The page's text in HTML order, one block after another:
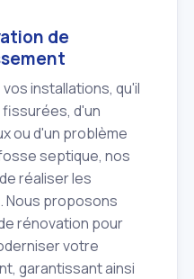
de
installations, qu'il
d'un
ou d'un problème
septique, nos
réaliser les
Nous proposons
rénovation pour
votre
garantissant ainsi